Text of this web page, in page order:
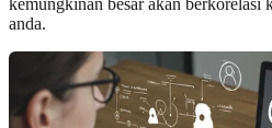
kemungkinan besar akan berkorelasi
anda.